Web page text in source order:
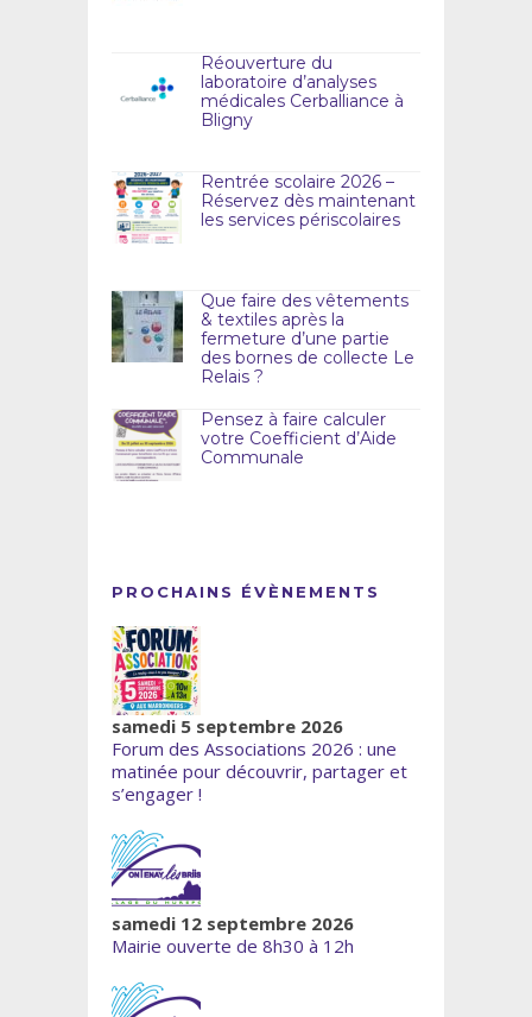
Réouverture du
laboratoire d’analyses
médicales Cerballiance à
Bligny
Rentrée scolaire 2026 –
Réservez dès maintenant
les services périscolaires
Que faire des vêtements
& textiles après la
fermeture d’une partie
des bornes de collecte Le
Relais ?
Pensez à faire calculer
votre Coefficient d’Aide
Communale
PROCHAINS ÉVÈNEMENTS
samedi 5 septembre 2026
Forum des Associations 2026 : une
matinée pour découvrir, partager et
s’engager !
samedi 12 septembre 2026
Mairie ouverte de 8h30 à 12h